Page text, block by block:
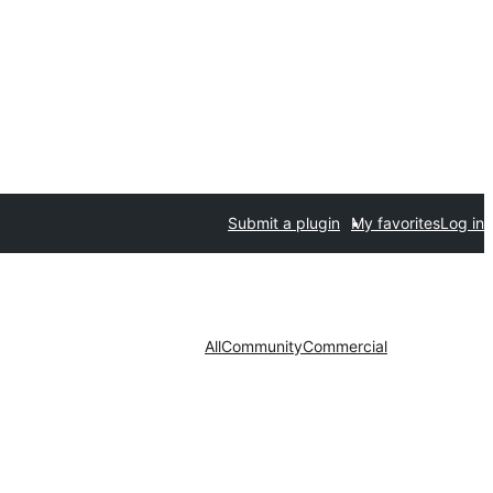
Submit a plugin My favoritesLog in
AllCommunityCommercial